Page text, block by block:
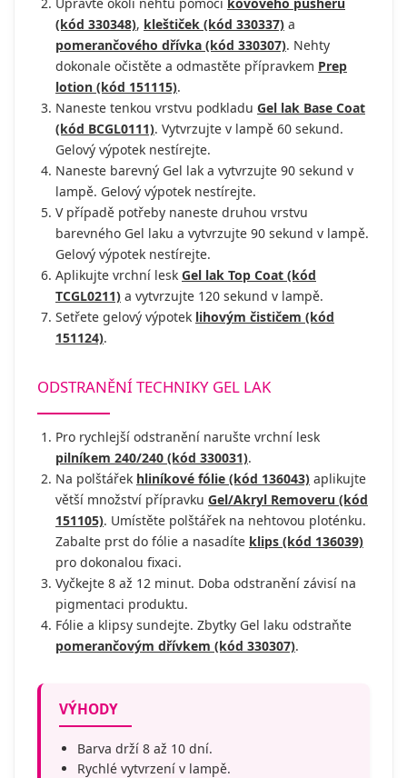
(kód 330348), kleštiček (kód 330337) a
pomerančového dřívka (kód 330307). Nehty
dokonale očistěte a odmastěte přípravkem Prep
lotion (kód 151115).
Naneste tenkou vrstvu podkladu Gel lak Base Coat
(kód BCGL0111). Vytvrzujte v lampě 60 sekund.
Gelový výpotek nestírejte.
Naneste barevný Gel lak a vytvrzujte 90 sekund v
lampě. Gelový výpotek nestírejte.
V případě potřeby naneste druhou vrstvu
barevného Gel laku a vytvrzujte 90 sekund v lampě.
Gelový výpotek nestírejte.
Aplikujte vrchní lesk Gel lak Top Coat (kód
TCGL0211) a vytvrzujte 120 sekund v lampě.
Setřete gelový výpotek lihovým čističem (kód
151124).
ODSTRANĚNÍ TECHNIKY GEL LAK
Pro rychlejší odstranění narušte vrchní lesk
pilníkem 240/240 (kód 330031).
Na polštářek hliníkové fólie (kód 136043) aplikujte
větší množství přípravku Gel/Akryl Removeru (kód
151105). Umístěte polštářek na nehtovou ploténku.
Zabalte prst do fólie a nasadíte klips (kód 136039)
pro dokonalou fixaci.
Vyčkejte 8 až 12 minut. Doba odstranění závisí na
pigmentaci produktu.
Fólie a klipsy sundejte. Zbytky Gel laku odstraňte
pomerančovým dřívkem (kód 330307).
VÝHODY
Barva drží 8 až 10 dní.
Rychlé vytvrzení v lampě.